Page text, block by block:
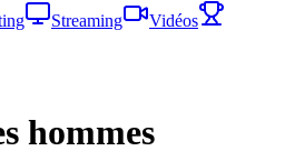
Streaming
Vidéos
hommes